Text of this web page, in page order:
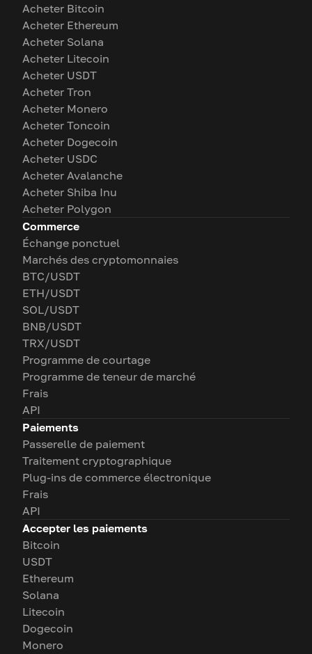
Acheter Bitcoin
Acheter Ethereum
Acheter Solana
Acheter Litecoin
Acheter USDT
Acheter Tron
Acheter Monero
Acheter Toncoin
Acheter Dogecoin
Acheter USDC
Acheter Avalanche
Acheter Shiba Inu
Acheter Polygon
Commerce
Échange ponctuel
Marchés des cryptomonnaies
BTC/USDT
ETH/USDT
SOL/USDT
BNB/USDT
TRX/USDT
Programme de courtage
Programme de teneur de marché
Frais
API
Paiements
Passerelle de paiement
Traitement cryptographique
Plug-ins de commerce électronique
Frais
API
Accepter les paiements
Bitcoin
USDT
Ethereum
Solana
Litecoin
Dogecoin
Monero